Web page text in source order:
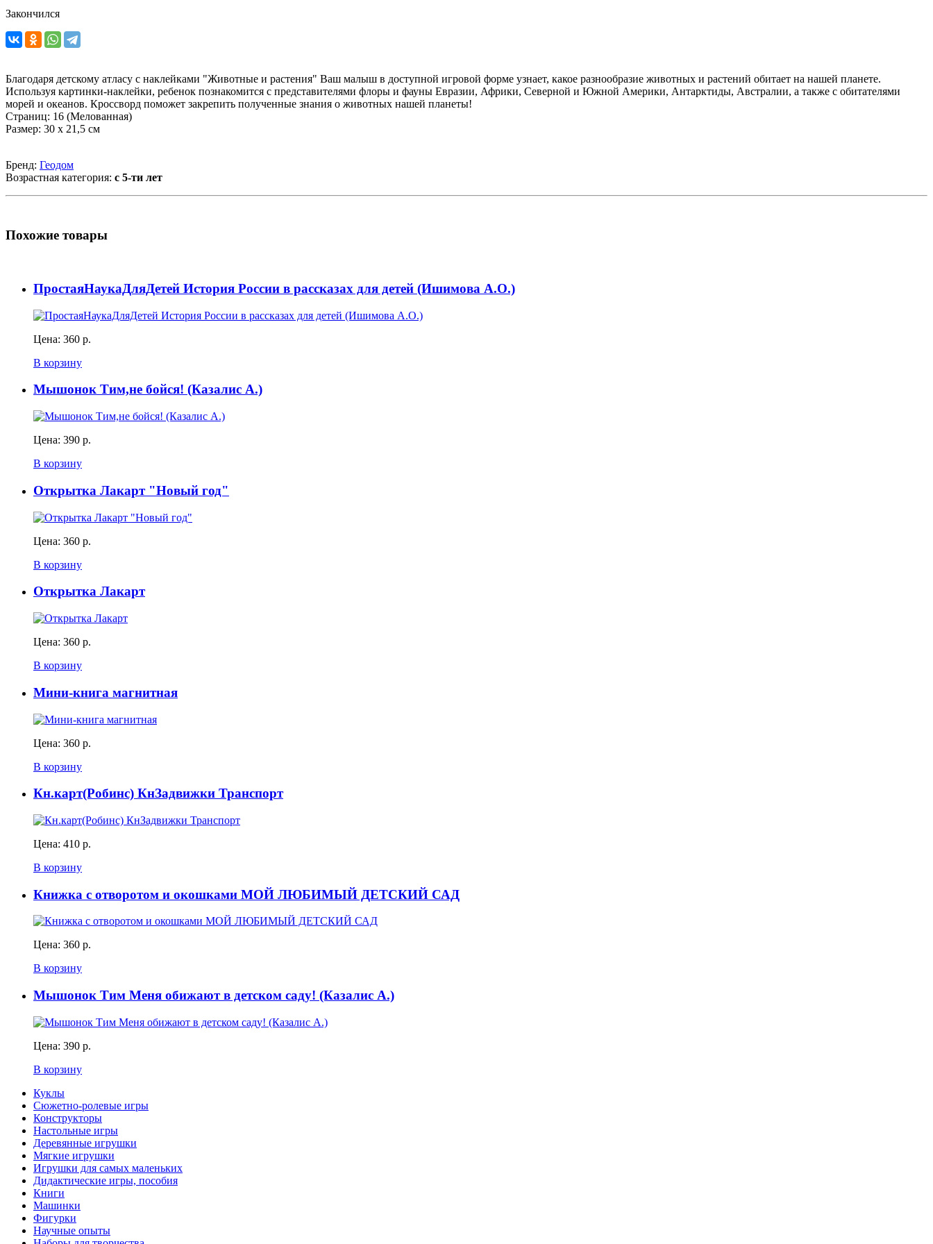
Закончился
Благодаря детскому атласу c наклейками "Животные и растения" Ваш малыш в доступной игровой форме узнает, какое разнообразие животных и растений обитает на нашей планете.
Используя картинки-наклейки, ребенок познакомится с представителями флоры и фауны Евразии, Африки, Северной и Южной Америки, Антарктиды, Австралии, а также с обитателями
морей и океанов. Кроссворд поможет закрепить полученные знания о животных нашей планеты!
Страниц: 16 (Мелованная)
Размер: 30 х 21,5 см
Бренд: Геодом
Возрастная категория: с 5-ти лет
Похожие товары
ПростаяНаукаДляДетей История России в рассказах для детей (Ишимова А.О.)
Цена: 360 р.
В корзину
Мышонок Тим,не бойся! (Казалис А.)
Цена: 390 р.
В корзину
Открытка Лакарт "Новый год"
Цена: 360 р.
В корзину
Открытка Лакарт
Цена: 360 р.
В корзину
Мини-книга магнитная
Цена: 360 р.
В корзину
Кн.карт(Робинс) КнЗадвижки Транспорт
Цена: 410 р.
В корзину
Книжка с отворотом и окошками МОЙ ЛЮБИМЫЙ ДЕТСКИЙ САД
Цена: 360 р.
В корзину
Мышонок Тим Меня обижают в детском саду! (Казалис А.)
Цена: 390 р.
В корзину
Куклы
Сюжетно-ролевые игры
Конструкторы
Настольные игры
Деревянные игрушки
Мягкие игрушки
Игрушки для самых маленьких
Дидактические игры, пособия
Книги
Машинки
Фигурки
Научные опыты